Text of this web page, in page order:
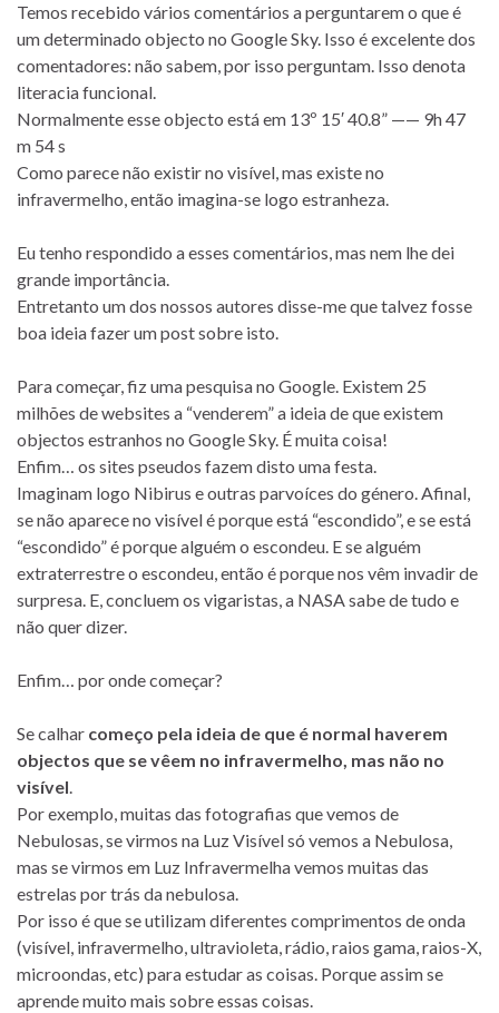
Temos recebido vários comentários a perguntarem o que é
um determinado objecto no Google Sky. Isso é excelente dos
comentadores: não sabem, por isso perguntam. Isso denota
literacia funcional.
Normalmente esse objecto está em 13º 15′ 40.8” —— 9h 47
m 54 s
Como parece não existir no visível, mas existe no
infravermelho, então imagina-se logo estranheza.
Eu tenho respondido a esses comentários, mas nem lhe dei
grande importância.
Entretanto um dos nossos autores disse-me que talvez fosse
boa ideia fazer um post sobre isto.
Para começar, fiz uma pesquisa no Google. Existem 25
milhões de websites a “venderem” a ideia de que existem
objectos estranhos no Google Sky. É muita coisa!
Enfim… os sites pseudos fazem disto uma festa.
Imaginam logo Nibirus e outras parvoíces do género. Afinal,
se não aparece no visível é porque está “escondido”, e se está
“escondido” é porque alguém o escondeu. E se alguém
extraterrestre o escondeu, então é porque nos vêm invadir de
surpresa. E, concluem os vigaristas, a NASA sabe de tudo e
não quer dizer.
Enfim… por onde começar?
Se calhar começo pela ideia de que é normal haverem
objectos que se vêem no infravermelho, mas não no
visível.
Por exemplo, muitas das fotografias que vemos de
Nebulosas, se virmos na Luz Visível só vemos a Nebulosa,
mas se virmos em Luz Infravermelha vemos muitas das
estrelas por trás da nebulosa.
Por isso é que se utilizam diferentes comprimentos de onda
(visível, infravermelho, ultravioleta, rádio, raios gama, raios-X,
microondas, etc) para estudar as coisas. Porque assim se
aprende muito mais sobre essas coisas.